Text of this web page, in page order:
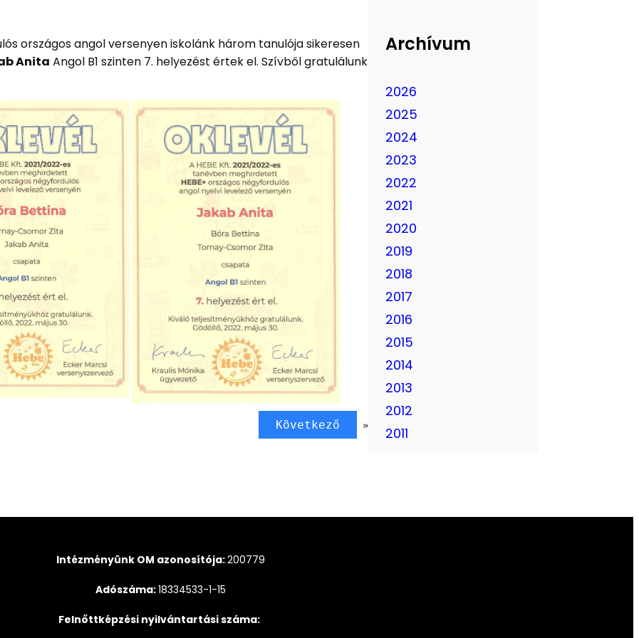
országos angol versenyen iskolánk három tanulója sikeresen
Anita Angol B1 szinten 7. helyezést értek el. Szívből gratulálunk
Következő »
Archívum
2026
2025
2024
2023
2022
2021
2020
2019
2018
2017
2016
2015
2014
2013
2012
2011
Intézményünk OM azonosítója:200779
Adószáma:18334533-1-15
Felnőttképzési nyilvántartási száma: